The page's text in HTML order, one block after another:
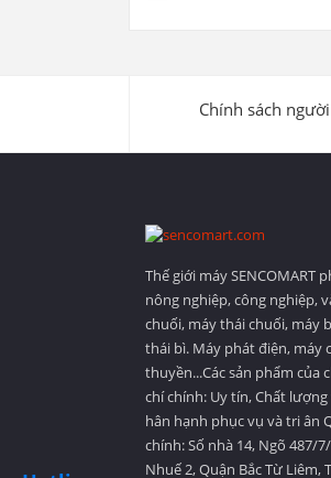
Chính sách
Thế giới máy SENCOMART
nông nghiệp, công nghiệp,
chuối, máy thái chuối, máy
thái bì. Máy phát điện, máy
thuyền...Các sản phẩm của
chí chính: Uy tín, Chất
hân hạnh phục vụ và tri ân
chính: Số nhà 14, Ngõ 487/
Nhuế 2, Quận Bắc Từ Liêm,